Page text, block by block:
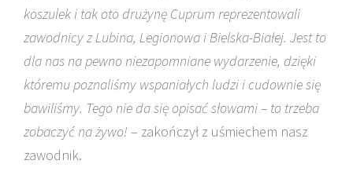
koszulek i tak oto drużynę Cuprum reprezentowali
zawodnicy z Lubina, Legionowa i Bielska-Białej. Jest to
dla nas na pewno niezapomniane wydarzenie, dzięki
któremu poznaliśmy wspaniałych ludzi i cudownie się
bawiliśmy. Tego nie da się opisać słowami – to trzeba
zobaczyć na żywo! – zakończył z uśmiechem nasz
zawodnik.